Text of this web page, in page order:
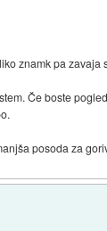
znamk pa zavaja
Če boste
posoda za